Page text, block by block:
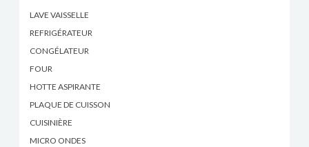
LAVE VAISSELLE
REFRIGÉRATEUR
CONGÉLATEUR
FOUR
HOTTE ASPIRANTE
PLAQUE DE CUISSON
CUISINIÈRE
MICRO ONDES